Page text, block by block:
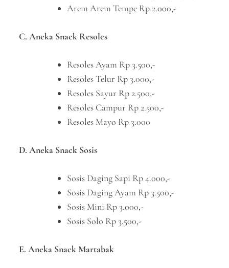
Arem Arem Tempe Rp 2.000,-
C. Aneka Snack Resoles
Resoles Ayam Rp 3.500,-
Resoles Telur Rp 3.000,-
Resoles Sayur Rp 2.500,-
Resoles Campur Rp 2.500,-
Resoles Mayo Rp 3.000
D. Aneka Snack Sosis
Sosis Daging Sapi Rp 4.000,-
Sosis Daging Ayam Rp 3.500,-
Sosis Mini Rp 3.000,-
Sosis Solo Rp 3.500,-
E. Aneka Snack Martabak